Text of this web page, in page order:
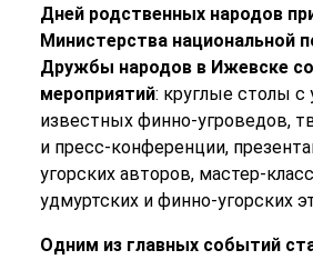
Дней родственных народов
Министерства национальной
Дружбы народов в Ижевске
мероприятий: круглые столы с
известных финно-угроведов,
и пресс-конференции,
угорских авторов, мастер-
удмуртских и финно-угорских
Одним из главных событий